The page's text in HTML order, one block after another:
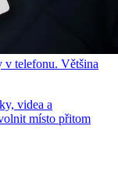
v telefonu. Většina
videa a
místo přitom